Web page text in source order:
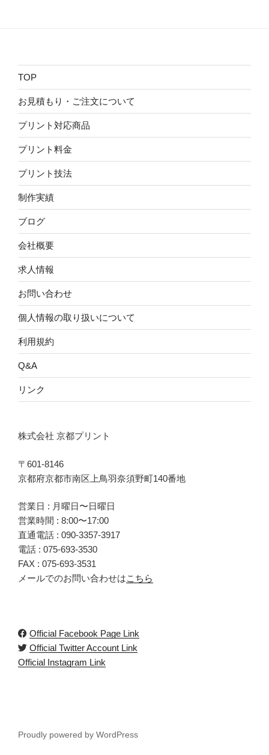
TOP
お見積もり・ご注文について
プリント対応商品
プリント料金
プリント技法
制作実績
ブログ
会社概要
求人情報
お問い合わせ
個人情報の取り扱いについて
利用規約
Q&A
リンク
株式会社 京都プリント
〒601-8146
京都府京都市南区上鳥羽奈須野町140番地
営業日 : 月曜日〜日曜日
営業時間 : 8:00〜17:00
直通電話 : 090-3357-3917
電話 : 075-693-3530
FAX : 075-693-3531
メールでのお問い合わせはこちら
Official Facebook Page Link
Official Twitter Account Link
Official Instagram Link
Proudly powered by WordPress